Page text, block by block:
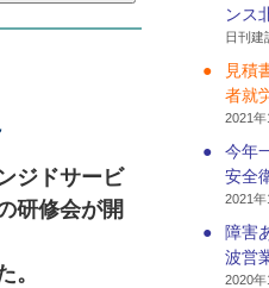
ジドサービ
研修会が開
。
ンス
日刊建
●
見積
者就
2021
●
今年
安全
2021
●
障害
波営
2020